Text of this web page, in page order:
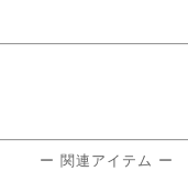
ー 関連アイテム ー